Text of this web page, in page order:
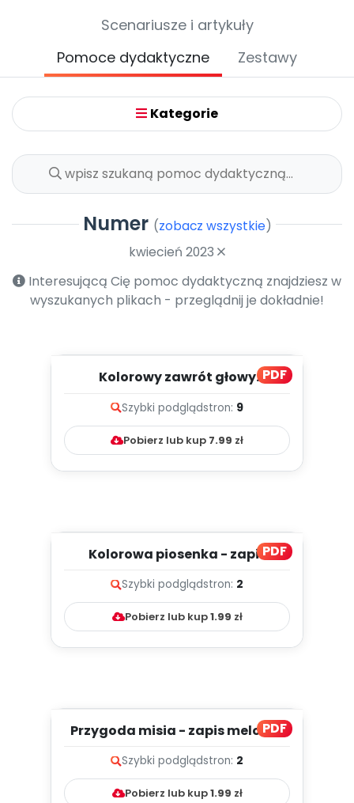
PromocjeScenariusze i artykuły
Pomoce dydaktyczne
Zestawy
Kategorie
Numer (zobacz wszystkie)
kwiecień 2023
Interesującą Cię pomoc dydaktyczną znajdziesz w
wyszukanych plikach - przeglądnij je dokładnie!
PDF
Kolorowy zawrót głowy
dzieci...
Szybki podglądstron: 9
Pobierz lub kup 7.99 zł
PDF
Kolorowa piosenka - zapis
Szybki podglądstron: 2
Pobierz lub kup1.99 zł
PDF
Przygoda misia - zapis melodii i
Szybki podglądstron: 2
Pobierz lub kup1.99 zł